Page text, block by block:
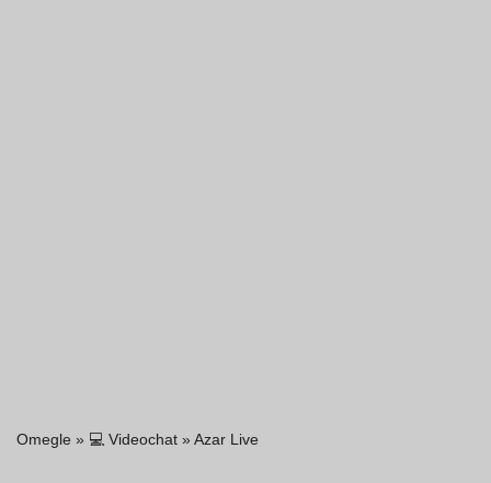
Omegle » 💻 Videochat » Azar Live